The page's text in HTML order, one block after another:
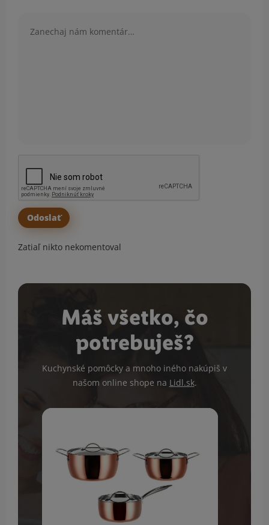
Zatiaľ nikto nekomentoval
Máš všetko, čo
potrebuješ?
Kuchynské pomôcky a mnoho iného nakúpiš v
našom online shope na Lidl.sk.